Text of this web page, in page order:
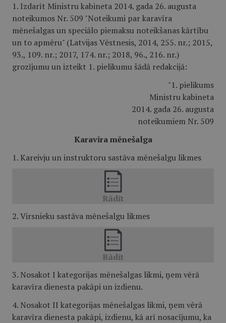
1. Izdarīt Ministru kabineta 2014. gada 26. augusta
noteikumos Nr. 509 "Noteikumi par karavīra
mēnešalgas un speciālo piemaksu noteikšanas kārtību
un to apmēru" (Latvijas Vēstnesis, 2014, 255. nr.; 2015,
93., 109. nr.; 2017, 174. nr.; 2018, 96., 216. nr.)
grozījumu un izteikt 1. pielikumu šādā redakcijā:
"1. pielikums
Ministru kabineta
2014. gada 26. augusta
noteikumiem Nr. 509
Karavīra mēnešalga
1. Kareivju un instruktoru sastāva mēnešalgu likmes
2. Virsnieku sastāva mēnešalgu likmes
3. Nosakot I kategorijas mēnešalgas likmi, ņem vērā
karavīra dienesta pakāpi un izdienu.
4. Nosakot II kategorijas mēnešalgas likmi, ņem vērā
karavīra dienesta pakāpi, izdienu, kā arī nosacījumu, ka